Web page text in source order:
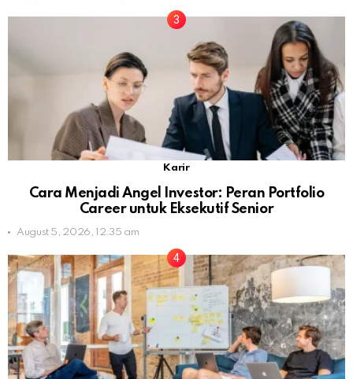
Karir
Cara Menjadi Angel Investor: Peran Portfolio
Career untuk Eksekutif Senior
August 5, 2026, 12:35 am